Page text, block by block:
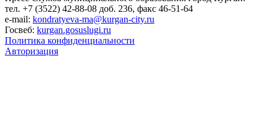
тел. +7 (3522) 42-88-08 доб. 236, факс 46-51-64
e-mail: kondratyeva-ma@kurgan-city.ru
Госвеб: kurgan.gosuslugi.ru
Политика конфиденциальности
Авторизация